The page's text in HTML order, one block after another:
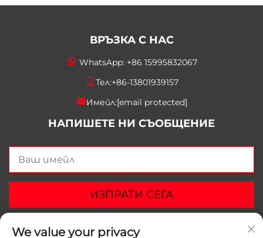
ВРЪЗКА С НАС
WhatsApp: +86 15995832067
Тел:+86-13801939157
Имейл:[email protected]
НАПИШЕТЕ НИ СЪОБЩЕНИЕ
ИЗПРАТИ СЕГА
We value your privacy